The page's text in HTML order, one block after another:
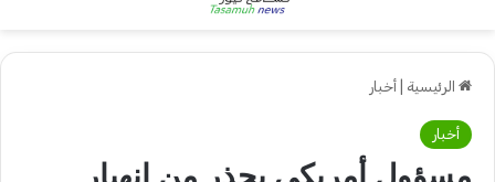
الرئيسية أخبار
أخبار